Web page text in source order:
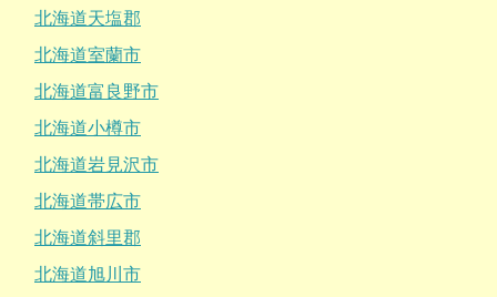
北海道天塩郡
北海道室蘭市
北海道富良野市
北海道小樽市
北海道岩見沢市
北海道帯広市
北海道斜里郡
北海道旭川市